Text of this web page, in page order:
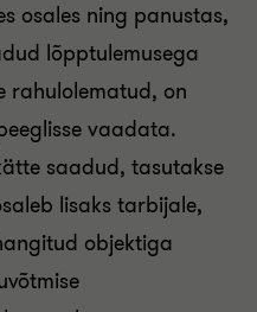
osales ning panustas,
lõpptulemusega
rahulolematud, on
vaadata.
saadud, tasutakse
lisaks tarbijale,
objektiga